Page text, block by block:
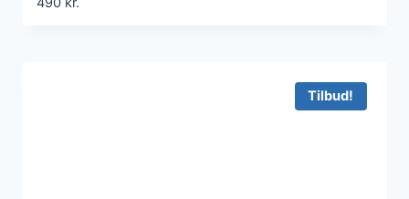
Tilbud!